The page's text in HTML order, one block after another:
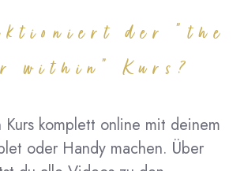
der "the
within" Kurs?
Kurs komplett online mit deinem
oder Handy machen. Über